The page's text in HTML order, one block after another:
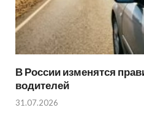
В России изменятся
водителей
31.07.2026